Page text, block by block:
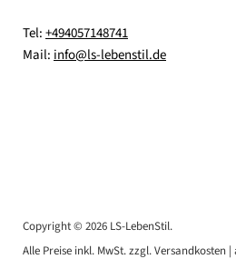
Tel:+494057148741
Mail: info@ls-lebenstil.de
Copyright © 2026 LS-LebenStil.
Alle Preise inkl. MwSt. zzgl. Versandkosten